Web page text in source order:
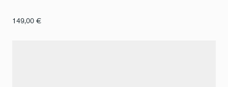
149,00 €